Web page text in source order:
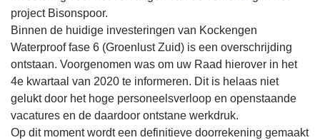
project Bisonspoor.
Binnen de huidige investeringen van Kockengen
Waterproof fase 6 (Groenlust Zuid) is een overschrijding
ontstaan. Voorgenomen was om uw Raad hierover in het
4e kwartaal van 2020 te informeren. Dit is helaas niet
gelukt door het hoge personeelsverloop en openstaande
vacatures en de daardoor ontstane werkdruk.
Op dit moment wordt een definitieve doorrekening gemaakt